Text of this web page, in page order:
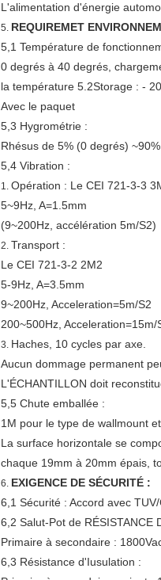
L'alimentation d'énergie
5. REQUIREMET
5,1 Température de
0 degrés à 40 degrés,
la température 5.2Storage : -
Avec le paquet
5,3 Hygrométrie :
Rhésus de 5% (0 degrés)
5,4 Vibration :
1. Opération : Le CEI 721-3-3
5~9Hz, A=1.5mm
(9~200Hz, accélération 5m/S2)
2. Transport :
Le CEI 721-3-2 2M2
5-9Hz, A=3.5mm
9~200Hz, Acceleration=5m/S2
200~500Hz, Acceleration=15m/
3. Haches, 10 cycles par axe.
Aucun dommage permanent
L'ÉCHANTILLON doit
5,5 Chute emballée :
1M pour le type de wallmount
La surface horizontale se
chaque 19mm à 20mm épais,
6. EXIGENCE DE SÉCURITÉ :
6,1 Sécurité : Accord avec
6,2 Salut-Pot de RÉSISTANCE
Primaire à secondaire :
6,3 Résistance d'Iusulation :